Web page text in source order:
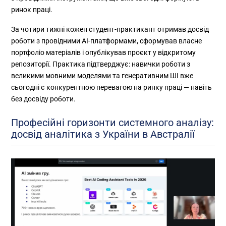
ринок праці.
За чотири тижні кожен студент-практикант отримав досвід
роботи з провідними AI-платформами, сформував власне
портфоліо матеріалів і опублікував проєкт у відкритому
репозиторії. Практика підтверджує: навички роботи з
великими мовними моделями та генеративним ШІ вже
сьогодні є конкурентною перевагою на ринку праці — навіть
без досвіду роботи.
Професійні горизонти системного аналізу:
досвід аналітика з України в Австралії